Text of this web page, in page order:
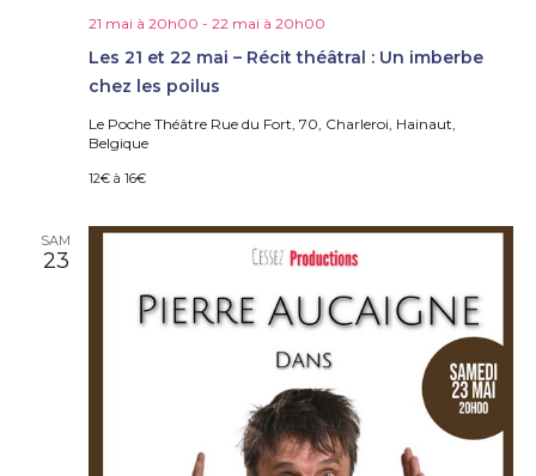
Les 21 et 22 mai – Récit théâtral : Un imberbe
chez les poilus
21 mai à 20h00 - 22 mai à 20h00
Le Poche Théâtre Rue du Fort, 70, Charleroi, Hainaut,
Belgique
12€ à 16€
SAM
23